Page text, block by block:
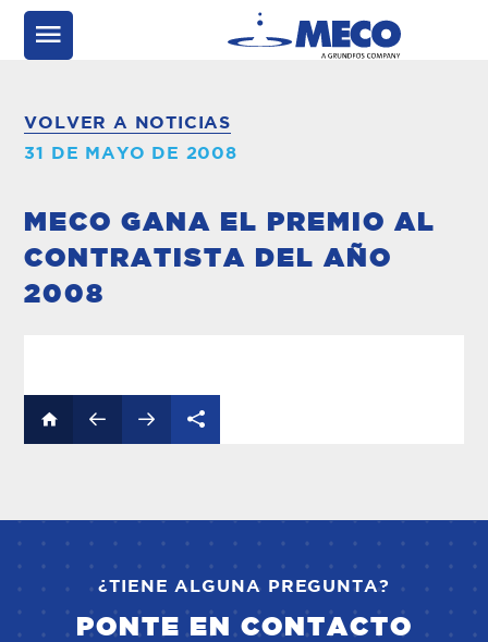
VOLVER A NOTICIAS
31 DE MAYO DE 2008
MECO GANA EL PREMIO AL
CONTRATISTA DEL AÑO
2008
¿TIENE ALGUNA PREGUNTA?
PONTE EN CONTACTO